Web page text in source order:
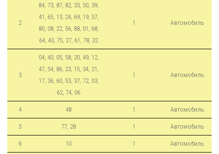
2
84, 73, 87, 82, 33, 50, 39,
41, 65, 13, 24, 69, 19, 57,
80, 08, 22, 56, 88, 01, 68,
64, 43, 75, 27, 61, 78, 32
1 Автомобиль
3
04, 40, 05, 58, 20, 49, 12,
47, 54, 86, 23, 15, 34, 21,
17, 36, 60, 53, 37, 72, 03,
62, 74, 06
1 Автомобиль
4 48 1 Автомобиль
5 77, 28 1 Автомобиль
6 10 1 Автомобиль